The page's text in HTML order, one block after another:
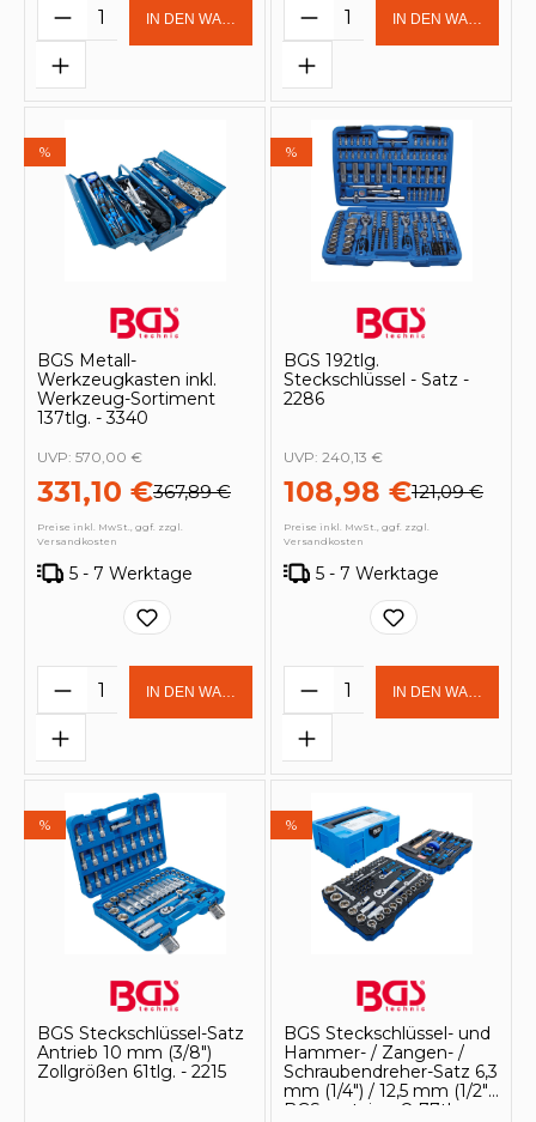
Produkt Anzahl: Gib den
IN DEN WARENKORB Produkt Anzahl:
IN DEN
%
BGS Metall-
Werkzeugkasten inkl.
Werkzeug-Sortiment
137tlg. - 3340
331,10 €367,89 €
UVP: 570,00 €
Preise inkl. MwSt., ggf. zzgl.
Versandkosten
5 - 7 Werktage
Produkt Anzahl: Gib den
IN DEN WARENKORB
%
BGS 192tlg.
Steckschlüssel - Satz -
2286
108,98 €121,09 €
UVP: 240,13 €
Preise inkl. MwSt., ggf. zzgl.
Versandkosten
5 - 7 Werktage
Produkt Anzahl:
IN DEN
%
BGS Steckschlüssel-Satz
Antrieb 10 mm (3/8")
Zollgrößen 61tlg. - 2215
%
BGS Steckschlüssel- und
Hammer- / Zangen- /
Schraubendreher-Satz 6,3
mm (1/4") / 12,5 mm (1/2")
BGS systainer® 77tlg. -